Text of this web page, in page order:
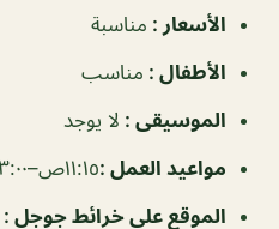
الأسعار : مناسبة
الأطفال : مناسب
الموسيقى : لا يوجد
مواعيد العمل :١١:١٥ص–٣:٠٠ص
الموقع على خرائط جوجل :